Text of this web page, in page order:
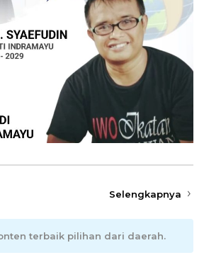
Selengkapnya
terbaik pilihan dari daerah.